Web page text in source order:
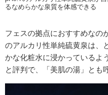
るなめらかな泉質を体感できる
フェスの拠点におすすめなの
のアルカリ性単純硫黄泉は、
かな化粧水に浸かっているよ
と評判で、「美肌の湯」とも